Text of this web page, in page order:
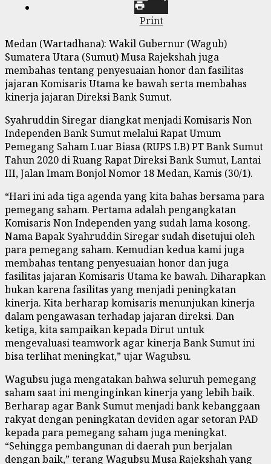
Print
Medan (Wartadhana): Wakil Gubernur (Wagub)
Sumatera Utara (Sumut) Musa Rajekshah juga
membahas tentang penyesuaian honor dan fasilitas
jajaran Komisaris Utama ke bawah serta membahas
kinerja jajaran Direksi Bank Sumut.
Syahruddin Siregar diangkat menjadi Komisaris Non
Independen Bank Sumut melalui Rapat Umum
Pemegang Saham Luar Biasa (RUPS LB) PT Bank Sumut
Tahun 2020 di Ruang Rapat Direksi Bank Sumut, Lantai
III, Jalan Imam Bonjol Nomor 18 Medan, Kamis (30/1).
“Hari ini ada tiga agenda yang kita bahas bersama para
pemegang saham. Pertama adalah pengangkatan
Komisaris Non Independen yang sudah lama kosong.
Nama Bapak Syahruddin Siregar sudah disetujui oleh
para pemegang saham. Kemudian kedua kami juga
membahas tentang penyesuaian honor dan juga
fasilitas jajaran Komisaris Utama ke bawah. Diharapkan
bukan karena fasilitas yang menjadi peningkatan
kinerja. Kita berharap komisaris menunjukan kinerja
dalam pengawasan terhadap jajaran direksi. Dan
ketiga, kita sampaikan kepada Dirut untuk
mengevaluasi teamwork agar kinerja Bank Sumut ini
bisa terlihat meningkat,” ujar Wagubsu.
Wagubsu juga mengatakan bahwa seluruh pemegang
saham saat ini menginginkan kinerja yang lebih baik.
Berharap agar Bank Sumut menjadi bank kebanggaan
rakyat dengan peningkatan deviden agar setoran PAD
kepada para pemegang saham juga meningkat.
“Sehingga pembangunan di daerah pun berjalan
dengan baik,” terang Wagubsu Musa Rajekshah yang